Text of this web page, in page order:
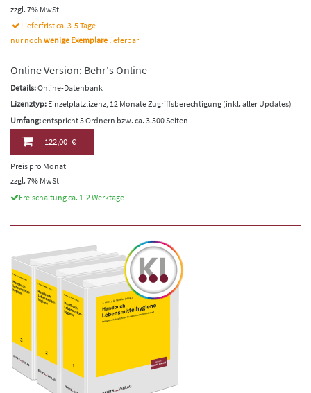
zzgl. 7% MwSt
Lieferfrist ca. 3-5 Tage
nur noch wenige Exemplare lieferbar
Online Version: Behr's Online
Details:Online-Datenbank
Lizenztyp: Einzelplatzlizenz, 12 Monate Zugriffsberechtigung (inkl. aller Updates)
Umfang:entspricht 5 Ordnern bzw. ca. 3.500 Seiten
122,00 €
Preis pro Monat
zzgl. 7% MwSt
Freischaltung ca. 1-2 Werktage